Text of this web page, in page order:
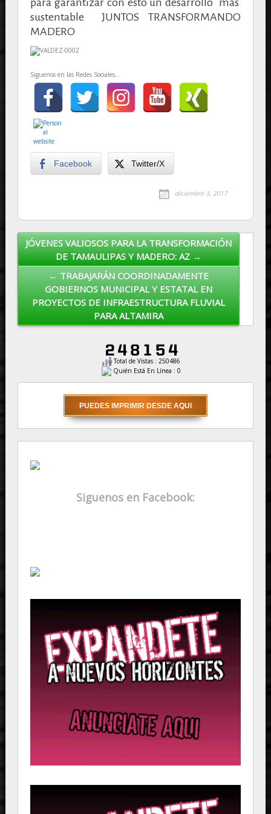
sustentable JUNTOS TRANSFORMANDO
MADERO
Siguenos en las Redes Sociales...
Facebook Twitter/X
diciembre 3, 2017
Post navigation
JÓVENES VALIOSOS PARA LA TRANSFORMACIÓN
DE TAMAULIPAS Y MADERO: AZ →
← TRABAJARÁN COORDINADAMENTE
GOBIERNOS MUNICIPAL Y ESTATAL EN
PROYECTOS DE INFRAESTRUCTURA FLUVIAL
PARA ALTAMIRA
Total de Vistas : 250486
Quién Está En Línea : 0
Siguenos en Facebook: